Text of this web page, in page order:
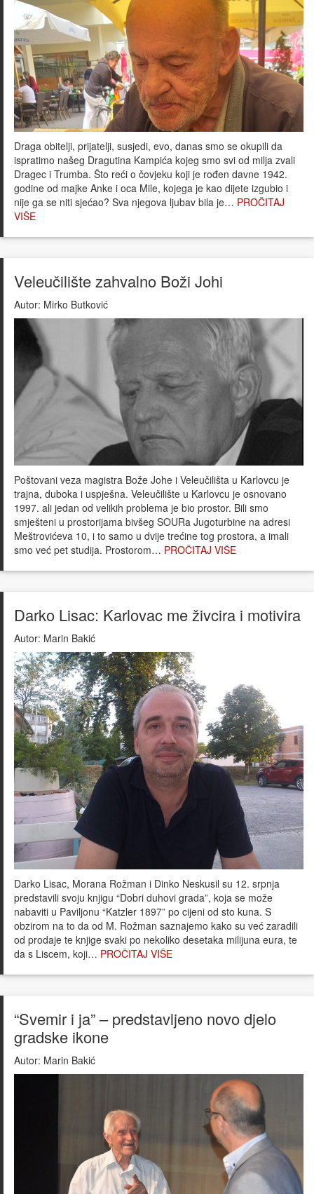
Draga obitelji, prijatelji, susjedi, evo, danas smo se okupili da
ispratimo našeg Dragutina Kampića kojeg smo svi od milja zvali
Dragec i Trumba. Što reći o čovjeku koji je rođen davne 1942.
godine od majke Anke i oca Mile, kojega je kao dijete izgubio i
nije ga se niti sjećao? Sva njegova ljubav bila je… PROČITAJ
VIŠE
Veleučilište zahvalno Boži Johi
Autor: Mirko Butković
Poštovani veza magistra Bože Johe i Veleučilišta u Karlovcu je
trajna, duboka i uspješna. Veleučilište u Karlovcu je osnovano
1997. ali jedan od velikih problema je bio prostor. Bili smo
smješteni u prostorijama bivšeg SOURa Jugoturbine na adresi
Meštrovićeva 10, i to samo u dvije trećine tog prostora, a imali
smo već pet studija. Prostorom… PROČITAJ VIŠE
Darko Lisac: Karlovac me živcira i motivira
Autor: Marin Bakić
Darko Lisac, Morana Rožman i Dinko Neskusil su 12. srpnja
predstavili svoju knjigu “Dobri duhovi grada”, koja se može
nabaviti u Paviljonu “Katzler 1897” po cijeni od sto kuna. S
obzirom na to da od M. Rožman saznajemo kako su već zaradili
od prodaje te knjige svaki po nekoliko desetaka milijuna eura, te
da s Liscem, koji… PROČITAJ VIŠE
“Svemir i ja” – predstavljeno novo djelo
gradske ikone
Autor: Marin Bakić